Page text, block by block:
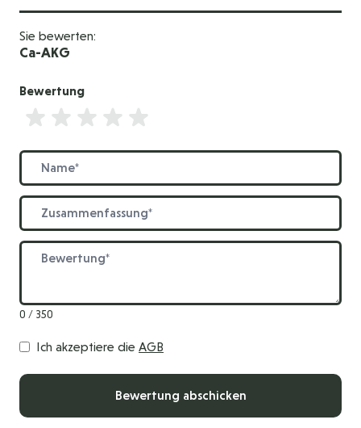
Sie bewerten:
Ca-AKG
Bewertung
Bewertung
Name
Zusammenfassung
Bewertung
0 / 350
Ich akzeptiere die AGB
Bewertung abschicken